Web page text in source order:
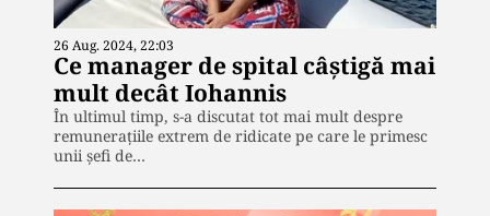
26 Aug. 2024, 22:03
Ce manager de spital câștigă mai
mult decât Iohannis
În ultimul timp, s-a discutat tot mai mult despre
remunerațiile extrem de ridicate pe care le primesc
unii șefi de…